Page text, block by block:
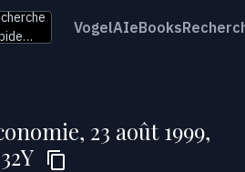
VogelAIeBooks
23 août 1999,